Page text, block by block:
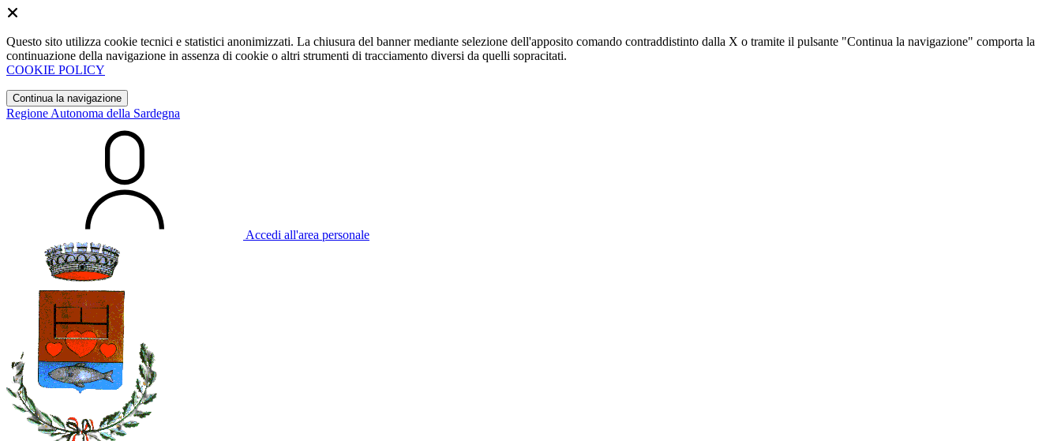
Questo sito utilizza cookie tecnici e statistici anonimizzati. La chiusura del banner mediante selezione dell'apposito comando contraddistinto dalla X o tramite il pulsante "Continua la navigazione" comporta la
continuazione della navigazione in assenza di cookie o altri strumenti di tracciamento diversi da quelli sopracitati.
COOKIE POLICY
Continua la navigazione
Regione Autonoma della Sardegna
Accedi all'area personale